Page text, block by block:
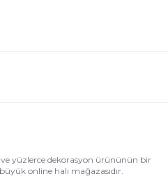
uygun
ödeme seçenekleri, 100 TL üzeri
beğendiğiniz ürünü hemen
ve yüzlerce dekorasyon ürününün bir
online halı mağazasıdır.